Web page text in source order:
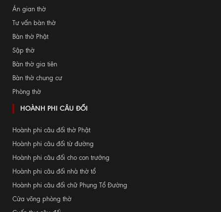
Án gian thờ
Tư vấn bàn thờ
Bàn thờ Phật
Sập thờ
Bàn thờ gia tiên
Bàn thờ chung cư
Phòng thờ
HOÀNH PHI CÂU ĐỐI
Hoành phi câu đối thờ Phật
Hoành phi câu đối từ đường
Hoành phi câu đối cho con trưởng
Hoành phi câu đối nhà thờ tổ
Hoành phi câu đối chữ Phụng Tổ Đường
Cửa võng phòng thờ